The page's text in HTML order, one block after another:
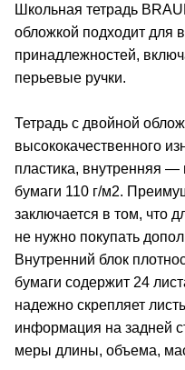
Школьная тетрадь
обложкой подходит для
принадлежностей,
перьевые ручки.
Тетрадь с двойной
высококачественного
пластика, внутренняя —
бумаги 110 г/м2.
заключается в том, что
не нужно покупать
Внутренний блок
бумаги содержит 24
надежно скрепляет
информация на задней
меры длины, объема,